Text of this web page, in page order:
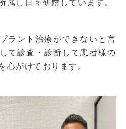
属し日々研鑽しています。
ラント治療ができないと言
て診査・診断して患者様の
心がけております。